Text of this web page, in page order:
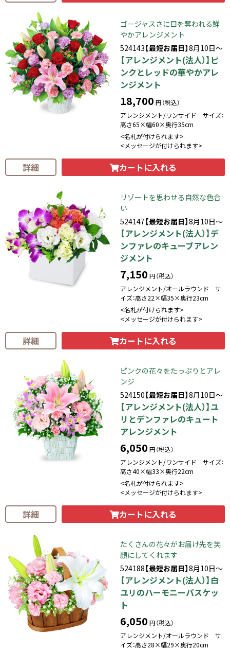
ゴージャスさに目を奪われる鮮
やかアレンジメント
524143【最短お届日】8月10日～
【アレンジメント(法人）】ピ
ンクとレッドの華やかアレ
ンジメント
18,700 円（税込）
アレンジメント/ワンサイド サイズ：
高さ65×幅60×奥行35cm
<名札が付けられます>
<メッセージが付けられます>
詳細 カートに入れる
リゾートを思わせる自然な色合
い
524147【最短お届日】8月10日～
【アレンジメント(法人）】デ
ンファレのキューブアレン
ジメント
7,150 円（税込）
アレンジメント/オールラウンド サ
イズ：高さ22×幅35×奥行23cm
<名札が付けられます>
<メッセージが付けられます>
詳細 カートに入れる
ピンクの花々をたっぷりとアレ
ンジ
524150【最短お届日】8月10日～
【アレンジメント(法人）】ユ
リとデンファレのキュート
アレンジメント
6,050 円（税込）
アレンジメント/ワンサイド サイズ：
高さ40×幅33×奥行22cm
<名札が付けられます>
<メッセージが付けられます>
詳細 カートに入れる
たくさんの花々がお届け先を笑
顔にしてくれます
524188【最短お届日】8月10日～
【アレンジメント(法人）】白
ユリのハーモニーバスケッ
ト
6,050 円（税込）
アレンジメント/オールラウンド サ
イズ：高さ28×幅29×奥行20cm